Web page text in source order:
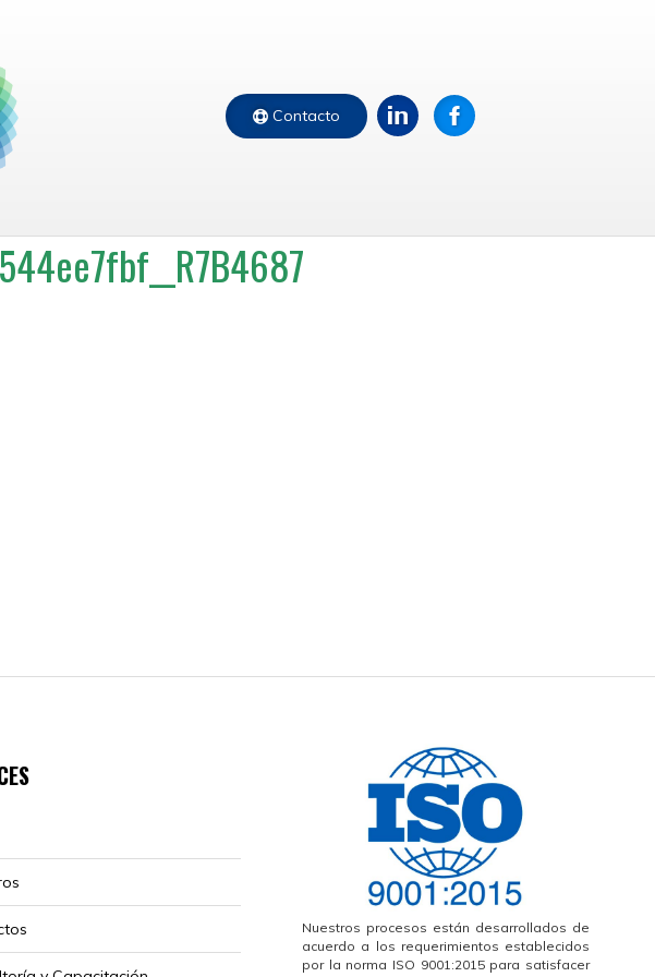
Contacto
Nuestros procesos están desarrollados de
acuerdo a los requerimientos establecidos
por la norma ISO 9001:2015 para satisfacer